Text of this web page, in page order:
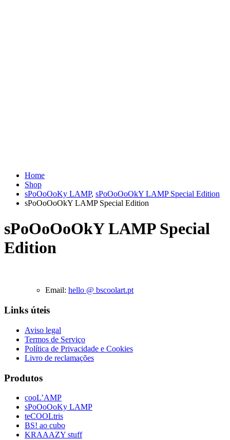
Home
Shop
sPoOoOoKy LAMP, sPoOoOoOkY LAMP Special Edition
sPoOoOoOkY LAMP Special Edition
sPoOoOoOkY LAMP Special
Edition
Email: hello @ bscoolart.pt
Links úteis
Aviso legal
Termos de Serviço
Política de Privacidade e Cookies
Livro de reclamações
Produtos
cooL’AMP
sPoOoOoKy LAMP
teCOOLtris
BS! ao cubo
KRAAAZY stuff